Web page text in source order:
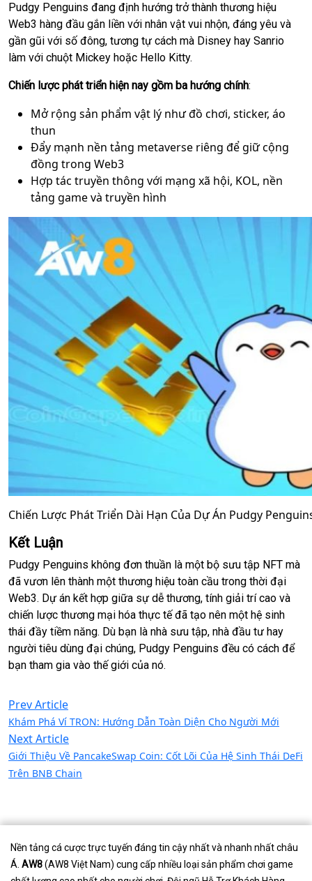
Pudgy Penguins đang định hướng trở thành thương hiệu
Web3 hàng đầu gắn liền với nhân vật vui nhộn, đáng yêu và
gần gũi với số đông, tương tự cách mà Disney hay Sanrio
làm với chuột Mickey hoặc Hello Kitty.
Chiến lược phát triển hiện nay gồm ba hướng chính:
Mở rộng sản phẩm vật lý như đồ chơi, sticker, áo
thun
Đẩy mạnh nền tảng metaverse riêng để giữ cộng
đồng trong Web3
Hợp tác truyền thông với mạng xã hội, KOL, nền
tảng game và truyền hình
Chiến Lược Phát Triển Dài Hạn Của Dự Án Pudgy
Kết Luận
Pudgy Penguins không đơn thuần là một bộ sưu tập NFT mà
đã vươn lên thành một thương hiệu toàn cầu trong thời đại
Web3. Dự án kết hợp giữa sự dễ thương, tính giải trí cao và
chiến lược thương mại hóa thực tế đã tạo nên một hệ sinh
thái đầy tiềm năng. Dù bạn là nhà sưu tập, nhà đầu tư hay
người tiêu dùng đại chúng, Pudgy Penguins đều có cách để
bạn tham gia vào thế giới của nó.
Prev Article
Khám Phá Ví TRON: Hướng Dẫn Toàn Diện Cho Người Mới
Next Article
Giới Thiệu Về PancakeSwap Coin: Cốt Lõi Của Hệ Sinh Thái DeFi
Trên BNB Chain
Nền tảng cá cược trực tuyến đáng tin cậy nhất và nhanh nhất châu
Á. AW8(AW8 Việt Nam) cung cấp nhiều loại sản phẩm chơi game